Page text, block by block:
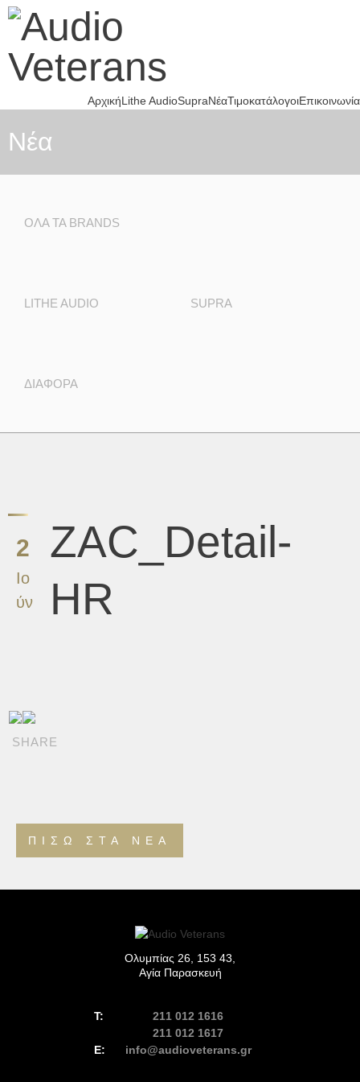
ΑρχικήLithe AudioSupraΝέαΤιμοκατάλογοιΕπικοινωνία
Nέα
ΌΛΑ ΤΑ BRANDS
LITHE AUDIO SUPRA
ΔΙΆΦΟΡΑ
2
Ιο
ύν
ZAC_Detail-
HR
SHARE
ΠΊΣΩ ΣΤΑ ΝΈΑ
Ολυμπίας 26, 153 43,
Αγία Παρασκευή
211 012 1616
211 012 1617
info@audioveterans.gr